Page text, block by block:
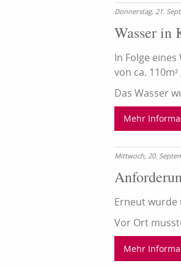
Donnerstag, 21.
Wasser in
In Folge
von ca.
Das Wasser
Mehr
Mittwoch, 20.
Erneut wurde
Vor Ort
Mehr